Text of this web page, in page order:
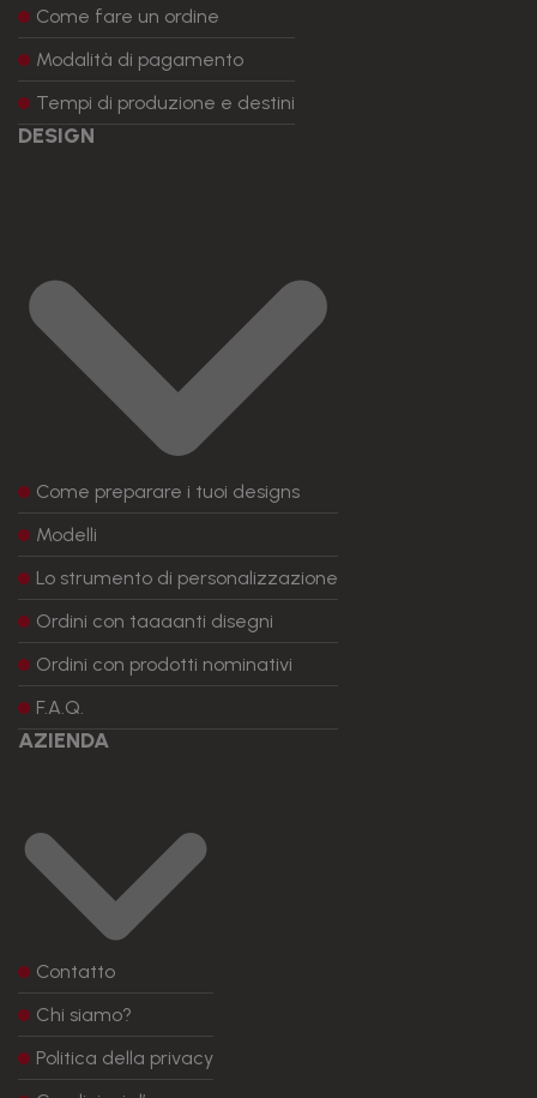
Come fare un ordine
Modalità di pagamento
Tempi di produzione e destini
DESIGN
Come preparare i tuoi designs
Modelli
Lo strumento di personalizzazione
Ordini con taaaanti disegni
Ordini con prodotti nominativi
F.A.Q.
AZIENDA
Contatto
Chi siamo?
Politica della privacy